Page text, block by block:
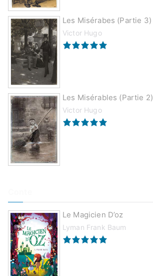
Les Misérabes (partie 3)
Victor Hugo
Les Misérables (partie 2)
Victor Hugo
Le Magicien D’oz
Lyman Frank Baum